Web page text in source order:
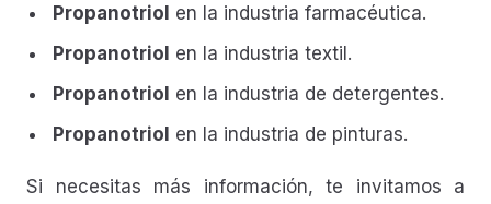
Propanotriol en la industria farmacéutica.
Propanotriol en la industria textil.
Propanotriol en la industria de detergentes.
Propanotriol en la industria de pinturas.
Si necesitas más información, te invitamos a